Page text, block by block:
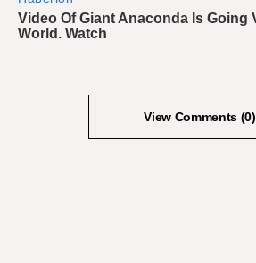
View Comments (0)